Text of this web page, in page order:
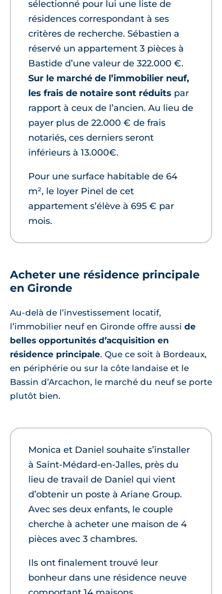
sélectionné pour lui une liste de
résidences correspondant à ses
critères de recherche. Sébastien a
réservé un appartement 3 pièces à
Bastide d’une valeur de 322.000 €.
Sur le marché de l’immobilier neuf,
les frais de notaire sont réduits par
rapport à ceux de l’ancien. Au lieu de
payer plus de 22.000 € de frais
notariés, ces derniers seront
inférieurs à 13.000€.
Pour une surface habitable de 64
m², le loyer Pinel de cet
appartement s’élève à 695 € par
mois.
Acheter une résidence principale
en Gironde
Au-delà de l’investissement locatif,
l’immobilier neuf en Gironde offre aussi de
belles opportunités d’acquisition en
résidence principale. Que ce soit à Bordeaux,
en périphérie ou sur la côte landaise et le
Bassin d’Arcachon, le marché du neuf se porte
plutôt bien.
Monica et Daniel souhaite s’installer
à Saint-Médard-en-Jalles, près du
lieu de travail de Daniel qui vient
d’obtenir un poste à Ariane Group.
Avec ses deux enfants, le couple
cherche à acheter une maison de 4
pièces avec 3 chambres.
Ils ont finalement trouvé leur
bonheur dans une résidence neuve